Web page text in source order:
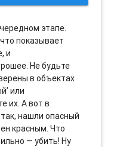
этапе.
показывает
и
Не будьте
в объектах
или
их. А вот в
нашли опасный
красным. Что
— убить! Ну